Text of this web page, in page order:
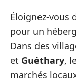
Éloignez-vous
pour un
Dans des
et Guéthary,
marchés